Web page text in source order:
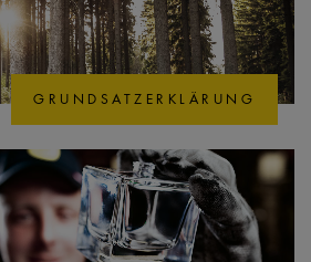
GRUNDSATZERKLÄRUNG